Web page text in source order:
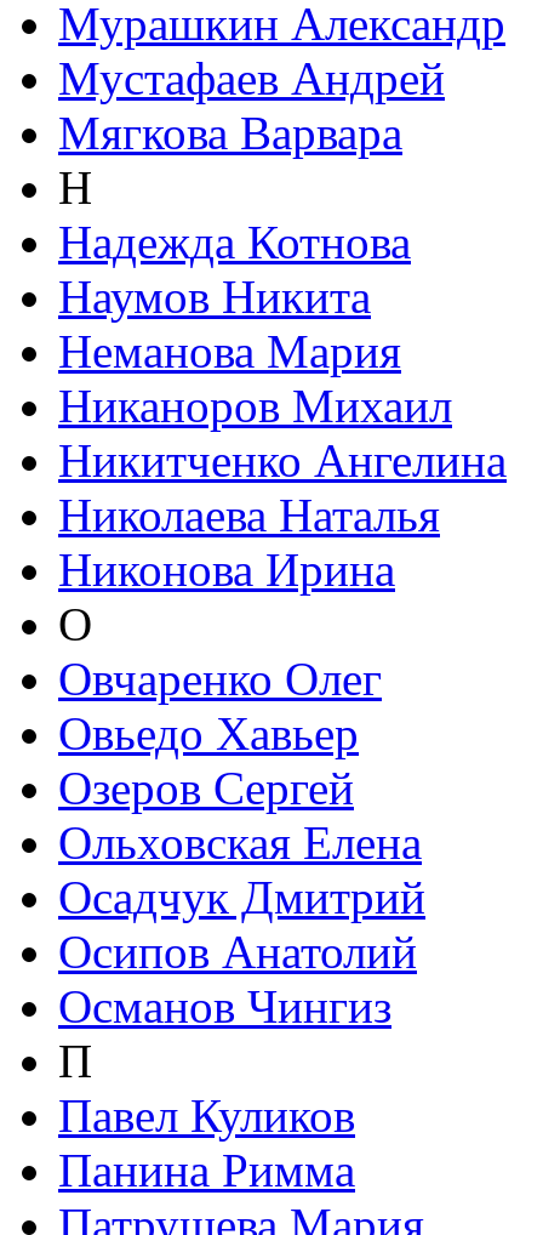
Мурашкин Александр
Мустафаев Андрей
Мягкова Варвара
Н
Надежда Котнова
Наумов Никита
Неманова Мария
Никаноров Михаил
Никитченко Ангелина
Николаева Наталья
Никонова Ирина
О
Овчаренко Олег
Овьедо Хавьер
Озеров Сергей
Ольховская Елена
Осадчук Дмитрий
Осипов Анатолий
Османов Чингиз
П
Павел Куликов
Панина Римма